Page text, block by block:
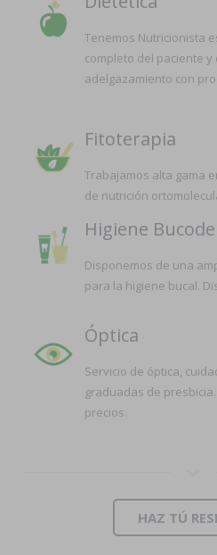
Tenemos Nutricionista
completo del paciente
adelgazamiento con
Fitoterapia
Trabajamos alta gama
de nutrición
Higiene
Disponemos de una
para la higiene bucal.
Óptica
Servicio de óptica,
graduadas de
precios.
HAZ TÚ